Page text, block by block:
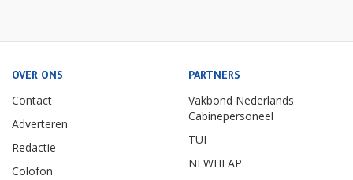
OVER ONS
Contact
Adverteren
Redactie
Colofon
PARTNERS
Vakbond Nederlands
Cabinepersoneel
TUI
NEWHEAP